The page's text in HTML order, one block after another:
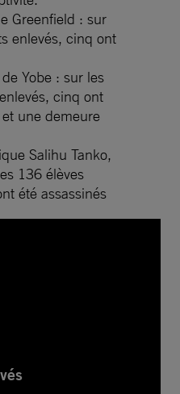
Greenfield : sur
enlevés, cinq ont
Yobe : sur les
cinq ont
une demeure
Salihu Tanko,
136 élèves
été assassinés